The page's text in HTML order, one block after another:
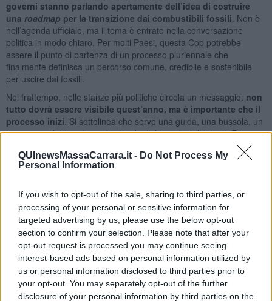
QUInewsMassaCarrara.it - Do Not Process My
Personal Information
If you wish to opt-out of the sale, sharing to third parties, or
processing of your personal or sensitive information for
targeted advertising by us, please use the below opt-out
section to confirm your selection. Please note that after your
opt-out request is processed you may continue seeing
interest-based ads based on personal information utilized by
us or personal information disclosed to third parties prior to
your opt-out. You may separately opt-out of the further
disclosure of your personal information by third parties on the
governi stanno parlando apertamente dell’idea di costruire
una roadmap per la transizione dai combustibili fossili . Non è
nell’agenda ufficiale, ma il tema è entrato nella conversazione
politica in modo chiaro. Per molti Paesi, questa Cop potrebbe
essere il punto di partenza di un processo pluriennale che
finalmente definisca un percorso comune, credibile e sostenibile
per uscire dai fossili.
Nel frattempo, nelle stanze più politiche circola un messaggio: non
tutto dovrà essere visibile quest’anno, ma è importante che il
processo inizi . Si sottolinea che serve una guida, una bussola, un
impegno collettivo che vada oltre le dichiarazioni di intenti. E in
parallelo si apre un fronte nuovo: per la prima volta a una Cop si
parla di come rendere sostenibile e giusta anche l’estrazione dei
minerali critici per la transizione. È entrato un primo linguaggio in
chiaro se sopravviverà al testo finale.
A dominare davvero la giornata è stato il negoziato sul Global
Goal on Adaptation: si capisce che sarà uno dei pezzi centrali del
pacchetto finaledella presidenza brasiliana. Lo si nota dal fatto che
in altre sale, mentre si discuteva di questioni tecniche come
l’Articolo 6.4, alcuni delegati ripetevano che era inutile insistere su
dettagli marginali finché il tavolo GGA non avesse trovato una
direzione. È un segnale chiaro: sta nascendo un pacchetto
complessivo, probabilmente costruito intorno a tre blocchi: